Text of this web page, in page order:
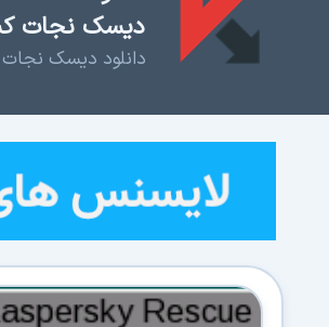
دیسک نجات
دانلود دیسک